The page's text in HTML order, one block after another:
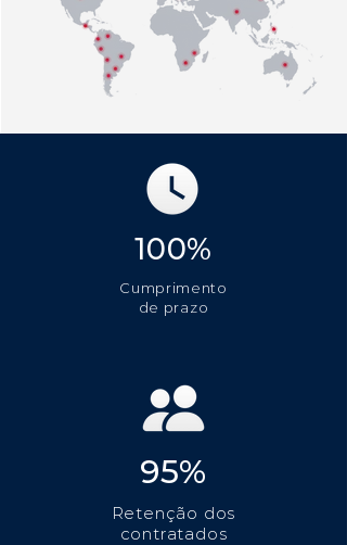
100%
Cumprimento
de prazo
95%
Retenção dos
contratados